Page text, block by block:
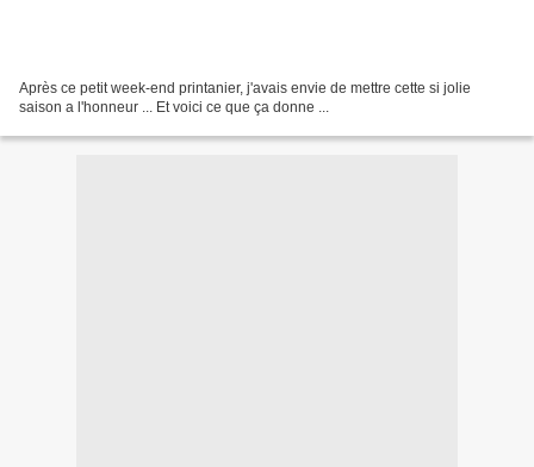
Après ce petit week-end printanier, j'avais envie de mettre cette si jolie
saison a l'honneur ... Et voici ce que ça donne ...